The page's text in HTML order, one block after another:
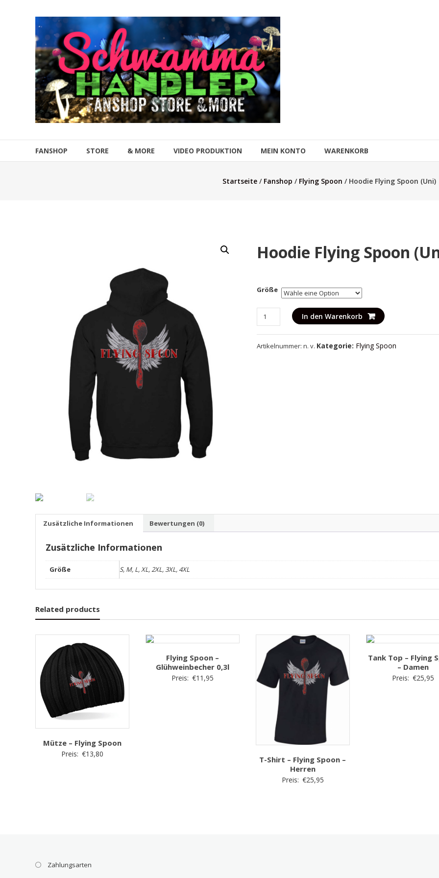
Schwammahandler
Fanshop
Store
&
more
FANSHOP STORE & MORE VIDEO PRODUKTION MEIN KONTO WARENKORB
Startseite / Fanshop / Flying Spoon / Hoodie Flying Spoon (Uni)
Hoodie Flying Spoon
Größe
Hoodie
Flying
Spoon
(Uni)
In den Warenkorb
Artikelnummer:n. v. Kategorie: Flying Spoon
Zusätzliche Informationen Bewertungen (0)
Zusätzliche Informationen
Größe S, M, L, XL, 2XL, 3XL, 4XL
Related products
Mütze – Flying Spoon
Preis: €13,80
Flying Spoon –
Glühweinbecher 0,3l
Preis: €11,95
T-Shirt – Flying Spoon –
Herren
Preis: €25,95
Tank Top – Flying
– Damen
Preis: €25,95
Zahlungsarten